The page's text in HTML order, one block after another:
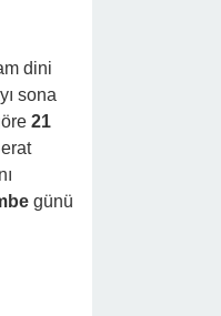
dini
sona
21
günü